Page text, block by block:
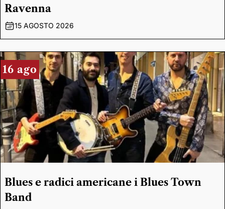
Ravenna
15 AGOSTO 2026
16 ago
Blues e radici americane i Blues Town
Band